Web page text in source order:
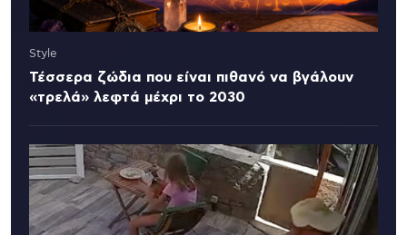
Style
Τέσσερα ζώδια που είναι πιθανό να βγάλουν
«τρελά» λεφτά μέχρι το 2030